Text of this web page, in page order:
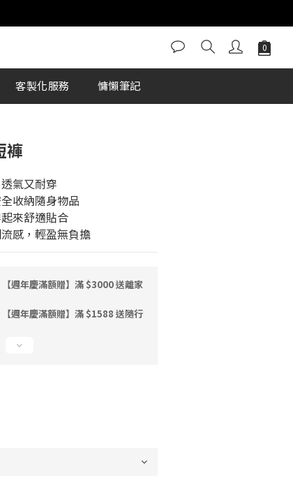
客製化服務 慵懶筆記
褲
氣又耐穿
收納隨身物品
來舒適貼合
感，輕盈無負擔
週年慶滿額贈】滿 $3000 送離家
週年慶滿額贈】滿 $1588 送隨行
立即購買